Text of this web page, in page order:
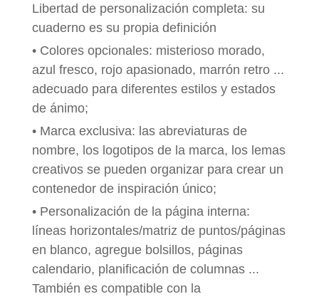
Libertad de personalización completa: su
cuaderno es su propia definición
• Colores opcionales: misterioso morado,
azul fresco, rojo apasionado, marrón retro ...
adecuado para diferentes estilos y estados
de ánimo;
• Marca exclusiva: las abreviaturas de
nombre, los logotipos de la marca, los lemas
creativos se pueden organizar para crear un
contenedor de inspiración único;
• Personalización de la página interna:
líneas horizontales/matriz de puntos/páginas
en blanco, agregue bolsillos, páginas
calendario, planificación de columnas ...
También es compatible con la